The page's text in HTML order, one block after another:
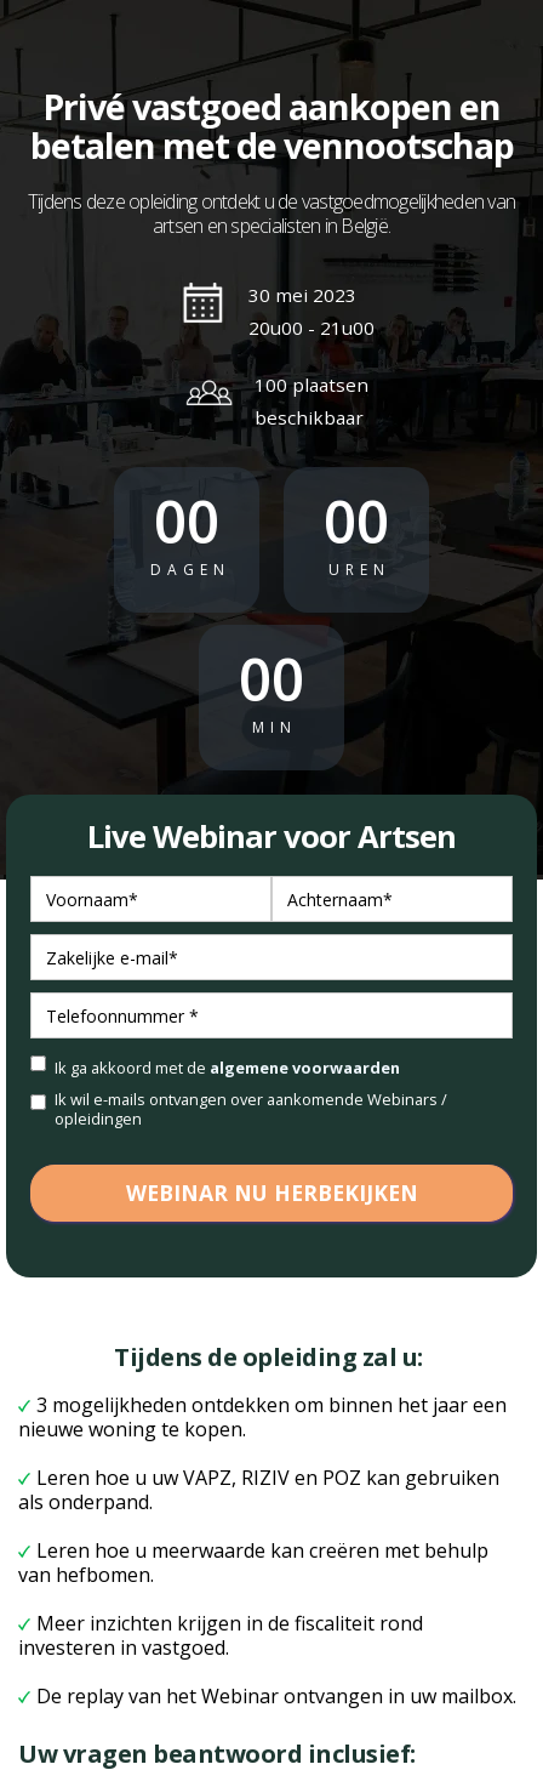
Privé vastgoed aankopen en
betalen met de vennootschap
Tijdens deze opleiding ontdekt u de vastgoedmogelijkheden van
artsen en specialisten in België.
30 mei 2023
20u00 - 21u00
100 plaatsen
beschikbaar
00
DAGEN
00
UREN
00
MIN
Live Webinar voor Artsen
Ik ga akkoord met de algemene voorwaarden
Ik wil e-mails ontvangen over aankomende Webinars /
opleidingen
Tijdens de opleiding zal u:
3 mogelijkheden ontdekken om binnen het jaar een
nieuwe woning te kopen.
Leren hoe u uw VAPZ, RIZIV en POZ kan gebruiken
als onderpand.
Leren hoe u meerwaarde kan creëren met behulp
van hefbomen.
Meer inzichten krijgen in de fiscaliteit rond
investeren in vastgoed.
De replay van het Webinar ontvangen in uw mailbox.
Uw vragen beantwoord inclusief: